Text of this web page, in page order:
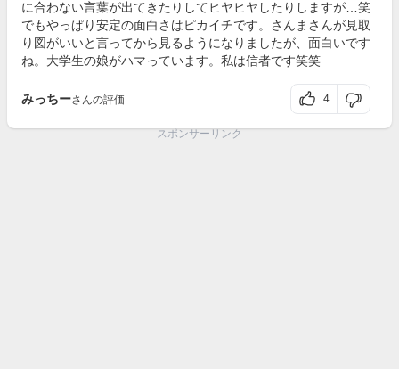
に合わない言葉が出てきたりしてヒヤヒヤしたりしますが…笑
でもやっぱり安定の面白さはピカイチです。さんまさんが見取
り図がいいと言ってから見るようになりましたが、面白いです
ね。大学生の娘がハマっています。私は信者です笑笑
みっちーさんの評価 4
スポンサーリンク